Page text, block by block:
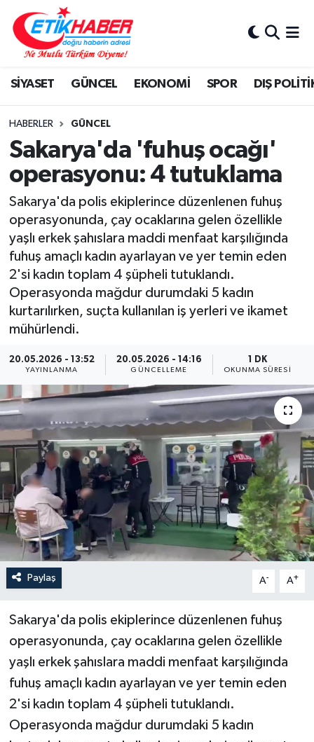
SİYASET GÜNCEL EKONOMİ SPOR DIŞ
HABERLER GÜNCEL
Sakarya'da 'fuhuş ocağı'
operasyonu: 4 tutuklama
Sakarya'da polis ekiplerince düzenlenen fuhuş
operasyonunda, çay ocaklarına gelen özellikle
yaşlı erkek şahıslara maddi menfaat karşılığında
fuhuş amaçlı kadın ayarlayan ve yer temin eden
2'si kadın toplam 4 şüpheli tutuklandı.
Operasyonda mağdur durumdaki 5 kadın
kurtarılırken, suçta kullanılan iş yerleri ve ikamet
mühürlendi.
20.05.2026 - 13:52
YAYINLANMA
20.05.2026 - 14:16
GÜNCELLEME
1 DK
OKUNMA SÜRESI
Paylaş A- A+
Sakarya'da polis ekiplerince düzenlenen fuhuş
operasyonunda, çay ocaklarına gelen özellikle
yaşlı erkek şahıslara maddi menfaat karşılığında
fuhuş amaçlı kadın ayarlayan ve yer temin eden
2'si kadın toplam 4 şüpheli tutuklandı.
Operasyonda mağdur durumdaki 5 kadın
BİLİM-TEKNOLOJİ
DIŞ POLİTİKA
DÜNYA
EĞİTİM GENÇLİK
EKONOMİ
KÖŞE YAZILARI
KÜLTÜR-SANAT-MAGAZİN
MEDYA
RÖPORTAJLAR
SAĞLIK
SİYASET
GÜNCEL
SPOR
YAŞAM
Yerel
Nöbetçi Eczaneler
Hava Durumu
İstanbul Namaz Vakitleri
Trafik Durumu
Süper Lig Puan Durumu ve Fikstür
Tüm Manşetler
Son Dakika Haberleri
Haber Arşivi